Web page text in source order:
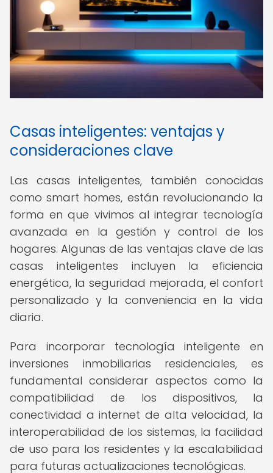
Casas inteligentes: ventajas y
consideraciones clave
Las casas inteligentes, también conocidas
como smart homes, están revolucionando la
forma en que vivimos al integrar tecnología
avanzada en la gestión y control de los
hogares. Algunas de las ventajas clave de las
casas inteligentes incluyen la eficiencia
energética, la seguridad mejorada, el confort
personalizado y la conveniencia en la vida
diaria.
Para incorporar tecnología inteligente en
inversiones inmobiliarias residenciales, es
fundamental considerar aspectos como la
compatibilidad de los dispositivos, la
conectividad a internet de alta velocidad, la
interoperabilidad de los sistemas, la facilidad
de uso para los residentes y la escalabilidad
para futuras actualizaciones tecnológicas.